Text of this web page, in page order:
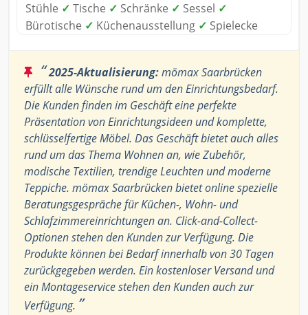
Stühle ✓ Tische ✓ Schränke ✓ Sessel ✓
Bürotische ✓ Küchenausstellung ✓ Spielecke
“2025-Aktualisierung:mömax Saarbrücken
erfüllt alle Wünsche rund um den Einrichtungsbedarf.
Die Kunden finden im Geschäft eine perfekte
Präsentation von Einrichtungsideen und komplette,
schlüsselfertige Möbel. Das Geschäft bietet auch alles
rund um das Thema Wohnen an, wie Zubehör,
modische Textilien, trendige Leuchten und moderne
Teppiche. mömax Saarbrücken bietet online spezielle
Beratungsgespräche für Küchen-, Wohn- und
Schlafzimmereinrichtungen an. Click-and-Collect-
Optionen stehen den Kunden zur Verfügung. Die
Produkte können bei Bedarf innerhalb von 30 Tagen
zurückgegeben werden. Ein kostenloser Versand und
ein Montageservice stehen den Kunden auch zur
Verfügung. ”